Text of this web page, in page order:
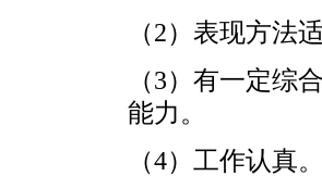
（2）表现方法
（3）有一定综
能力。
（4）工作认真